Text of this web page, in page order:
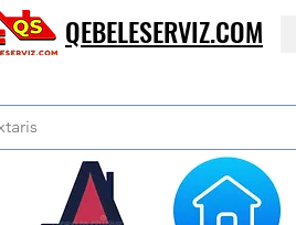
QEBELESERVIZ.COM